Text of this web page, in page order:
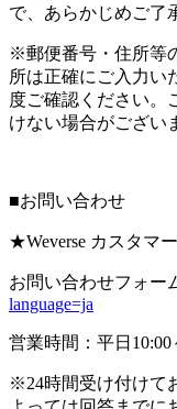
で、あらかじめご了
※郵便番号・住所等
所は正確にご入力い
度ご確認ください。
けない場合がござい
■お問い合わせ
★Weverse カスタマ
お問い合わせフォー
language=ja
営業時間：平日10:00
※24時間受け付けて